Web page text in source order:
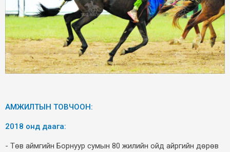
АМЖИЛТЫН ТОВЧООН:
2018 онд даага:
- Төв аймгийн Борнуур сумын 80 жилийн ойд айргийн дөрөв